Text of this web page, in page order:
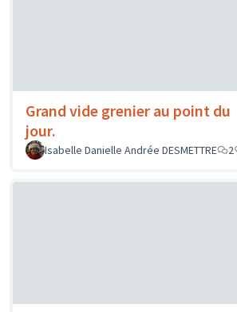
Grand vide grenier au point du
jour.
Isabelle Danielle Andrée DESMETTRE
2